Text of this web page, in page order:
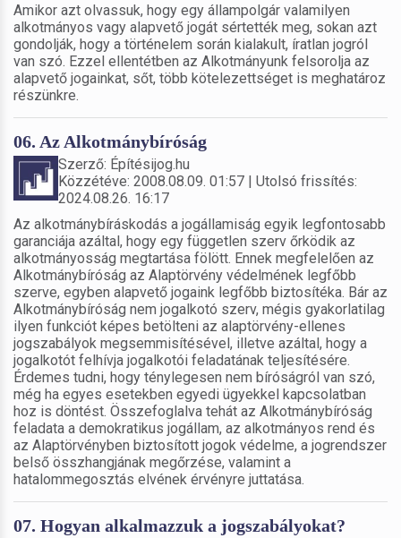
Amikor azt olvassuk, hogy egy állampolgár valamilyen
alkotmányos vagy alapvető jogát sértették meg, sokan azt
gondolják, hogy a történelem során kialakult, íratlan jogról
van szó. Ezzel ellentétben az Alkotmányunk felsorolja az
alapvető jogainkat, sőt, több kötelezettséget is meghatároz
részünkre.
06. Az Alkotmánybíróság
Szerző: Építésijog.hu
Közzétéve: 2008.08.09. 01:57 | Utolsó frissítés:
2024.08.26. 16:17
Az alkotmánybíráskodás a jogállamiság egyik legfontosabb
garanciája azáltal, hogy egy független szerv őrködik az
alkotmányosság megtartása fölött. Ennek megfelelően az
Alkotmánybíróság az Alaptörvény védelmének legfőbb
szerve, egyben alapvető jogaink legfőbb biztosítéka. Bár az
Alkotmánybíróság nem jogalkotó szerv, mégis gyakorlatilag
ilyen funkciót képes betölteni az alaptörvény-ellenes
jogszabályok megsemmisítésével, illetve azáltal, hogy a
jogalkotót felhívja jogalkotói feladatának teljesítésére.
Érdemes tudni, hogy ténylegesen nem bíróságról van szó,
még ha egyes esetekben egyedi ügyekkel kapcsolatban
hoz is döntést. Összefoglalva tehát az Alkotmánybíróság
feladata a demokratikus jogállam, az alkotmányos rend és
az Alaptörvényben biztosított jogok védelme, a jogrendszer
belső összhangjának megőrzése, valamint a
hatalommegosztás elvének érvényre juttatása.
07. Hogyan alkalmazzuk a jogszabályokat?